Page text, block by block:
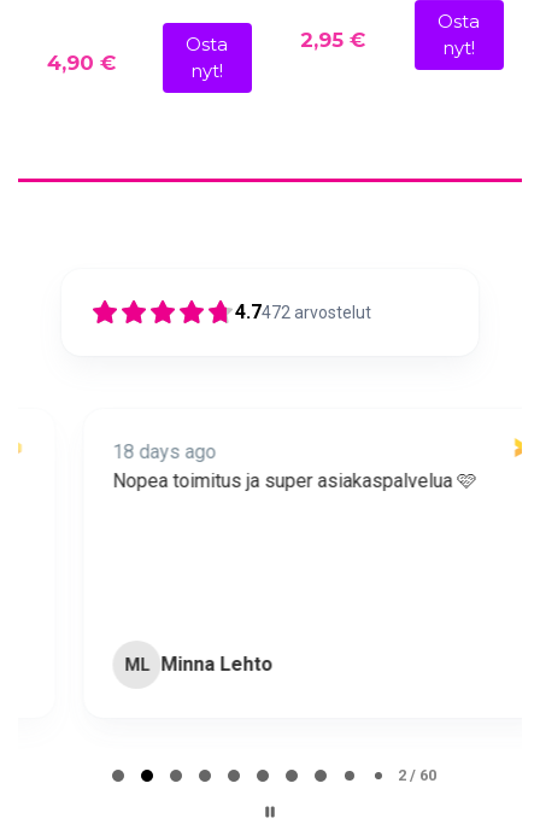
4,90 €
Osta
nyt!
2,95 €
Osta
nyt!
4.7472 arvostelut
18 days ago
Nopea toimitus ja super asiakaspalvelua 🩷
Minna Lehto
2 / 60